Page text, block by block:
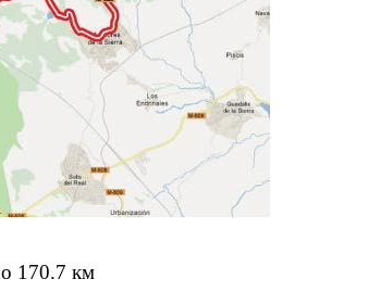
170.7 км